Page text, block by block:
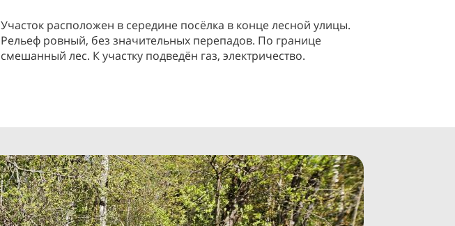
Участок расположен в середине посёлка в конце лесной улицы.
Рельеф ровный, без значительных перепадов. По границе
смешанный лес. К участку подведён газ, электричество.